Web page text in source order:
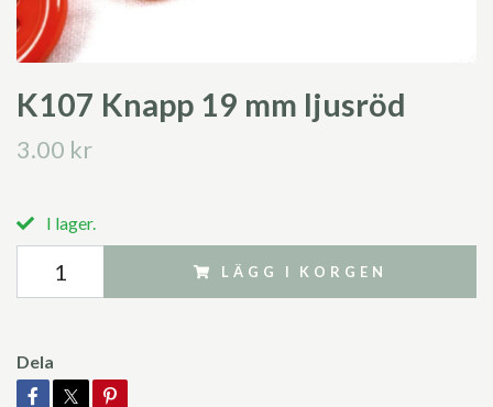
K107 Knapp 19 mm ljusröd
3.00 kr
I lager.
LÄGG I KORGEN
Dela